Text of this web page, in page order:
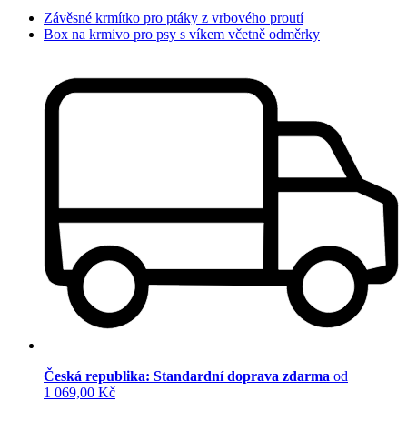
Závěsné krmítko pro ptáky z vrbového proutí
Box na krmivo pro psy s víkem včetně odměrky
Česká republika: Standardní doprava zdarma od
1 069,00 Kč